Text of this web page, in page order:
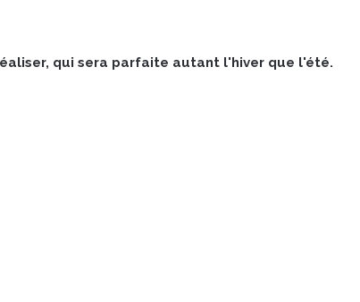
qui sera parfaite autant l'hiver que l'été.